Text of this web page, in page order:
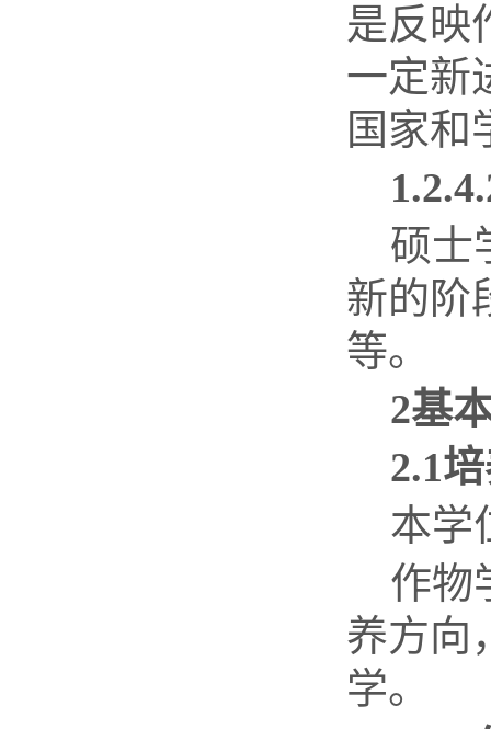
是反映
一定新
国家和
硕士
新的阶
等。
2基
2.1
本学
作物
养方向
学。